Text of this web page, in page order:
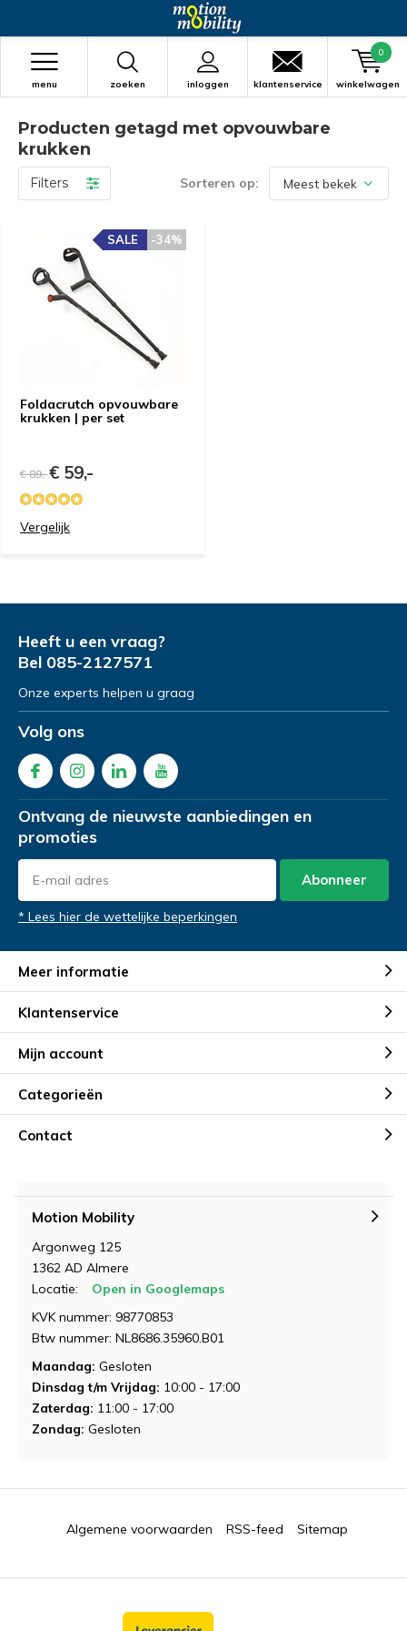
zoeken inloggen
menu klantenservice winkelwagen
0
Producten getagd met opvouwbare
krukken
Filters Sorteren op:
Foldacrutch opvouwbare
krukken | per set
-34%
SALE
€ 89,-€ 59,-
Vergelijk
Heeft u een vraag?
Bel 085-2127571
Onze experts helpen u graag
Volg ons
Ontvang de nieuwste aanbiedingen en
promoties
Abonneer
* Lees hier de wettelijke beperkingen
Meer informatie
Klantenservice
Mijn account
Categorieën
Contact
Motion Mobility
Argonweg 125
1362 AD Almere
Locatie:
Open in Googlemaps
KVK nummer: 98770853
Btw nummer: NL8686.35960.B01
Maandag: Gesloten
Dinsdag t/m Vrijdag: 10:00 - 17:00
Zaterdag: 11:00 - 17:00
Zondag: Gesloten
Algemene voorwaarden RSS-feed Sitemap